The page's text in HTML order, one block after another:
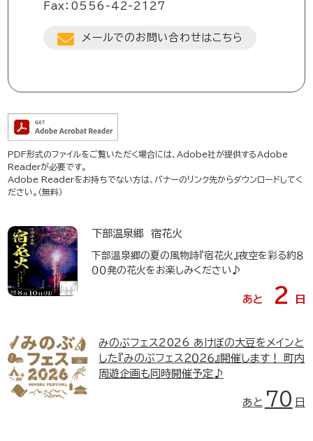
Fax：0556-42-2127
メールでのお問い合わせはこちら
PDF形式のファイルをご覧いただく場合には、Adobe社が提供するAdobe
Readerが必要です。
Adobe Readerをお持ちでない方は、バナーのリンク先からダウンロードしてく
ださい。（無料）
下部温泉郷 宿花火
下部温泉郷の夏の風物詩『宿花火』夜空を彩る約８
００発の花火をお楽しみください♪
あと 2 日
みのぶフェス2026 あけぼの大豆をメインと
した『みのぶフェス２０２６』開催します！ 町内
周遊企画も同時開催予定♪
あと 70 日